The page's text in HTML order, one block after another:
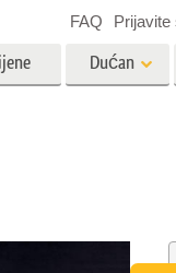
Dućan
FAQ Prijavite